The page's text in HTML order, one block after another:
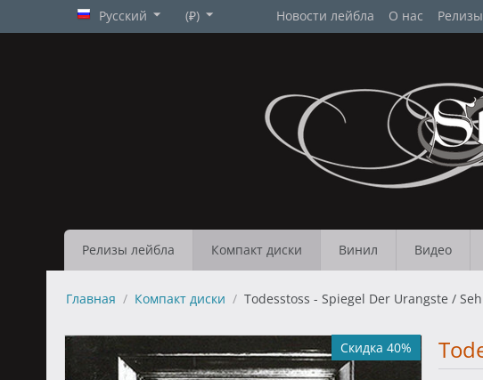
Русский (₽) Новости лейбла О нас Релизы
Релизы лейбла Компакт диски Винил Видео
Главная / Компакт диски / Todesstoss - Spiegel Der Urangste /
Скидка 40%